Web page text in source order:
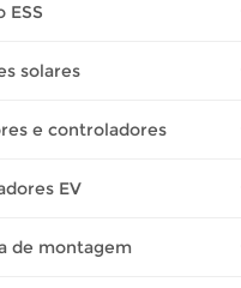
ESS
solares
e controladores
EV
de montagem